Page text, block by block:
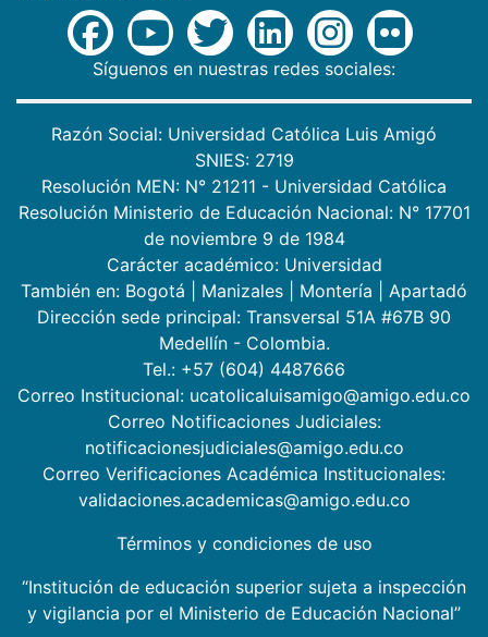
Síguenos en nuestras redes sociales:
Razón Social: Universidad Católica Luis Amigó
SNIES: 2719
Resolución MEN: N° 21211 - Universidad Católica
Resolución Ministerio de Educación Nacional: N° 17701
de noviembre 9 de 1984
Carácter académico: Universidad
También en: Bogotá Manizales Montería
Apartadó
Dirección sede principal: Transversal 51A #67B 90
Medellín - Colombia.
Tel.: +57 (604) 4487666
Correo Institucional: ucatolicaluisamigo@amigo.edu.co
Correo Notificaciones Judiciales:
notificacionesjudiciales@amigo.edu.co
Correo Verificaciones Académica Institucionales:
validaciones.academicas@amigo.edu.co
Términos y condiciones de uso
“Institución de educación superior sujeta a inspección
y vigilancia por el Ministerio de Educación Nacional”